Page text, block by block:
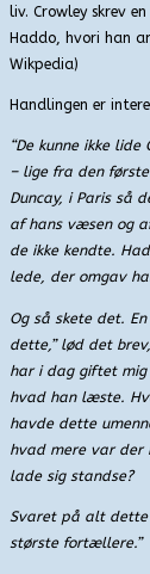
liv. Crowley skrev
Haddo, hvori han
Wikpedia)
Handlingen er
“De kunne ikke
– lige fra den
Duncay, i Paris så
af hans væsen og
de ikke kendte.
lede, der omgav
Og så skete det.
dette,” lød det
har i dag giftet
hvad han læste.
havde dette
hvad mere var der
lade sig standse?
Svaret på alt dette
største fortællere.”